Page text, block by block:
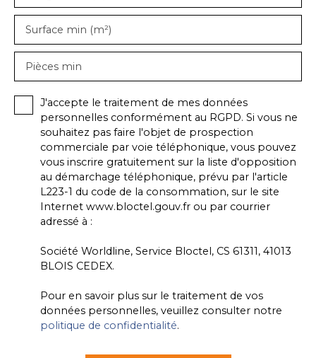
Surface min (m²)
Pièces min
J'accepte le traitement de mes données
personnelles conformément au RGPD. Si vous ne
souhaitez pas faire l'objet de prospection
commerciale par voie téléphonique, vous pouvez
vous inscrire gratuitement sur la liste d'opposition
au démarchage téléphonique, prévu par l'article
L223-1 du code de la consommation, sur le site
Internet www.bloctel.gouv.fr ou par courrier
adressé à :
Société Worldline, Service Bloctel, CS 61311, 41013
BLOIS CEDEX.
Pour en savoir plus sur le traitement de vos
données personnelles, veuillez consulter notre
politique de confidentialité.